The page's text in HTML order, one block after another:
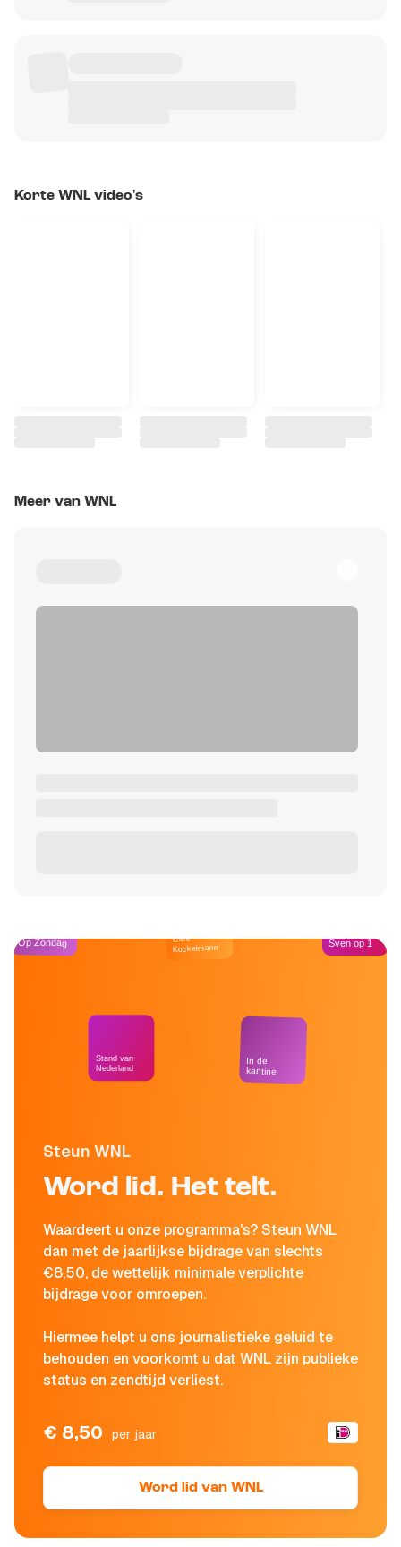
Korte WNL video's
Meer van WNL
Steun WNL
Word lid. Het telt.
Waardeert u onze programma's? Steun WNL
dan met de jaarlijkse bijdrage van slechts
€8,50, de wettelijk minimale verplichte
bijdrage voor omroepen.
Hiermee helpt u ons journalistieke geluid te
behouden en voorkomt u dat WNL zijn publieke
status en zendtijd verliest.
€ 8,50 per jaar
Word lid van WNL
Op Zondag
Stand van
Nederland
Café
Kockelmann
In de
kantine
Sven op 1